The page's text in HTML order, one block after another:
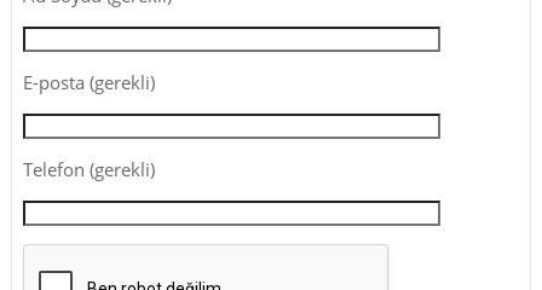
E-posta (gerekli)
Telefon (gerekli)